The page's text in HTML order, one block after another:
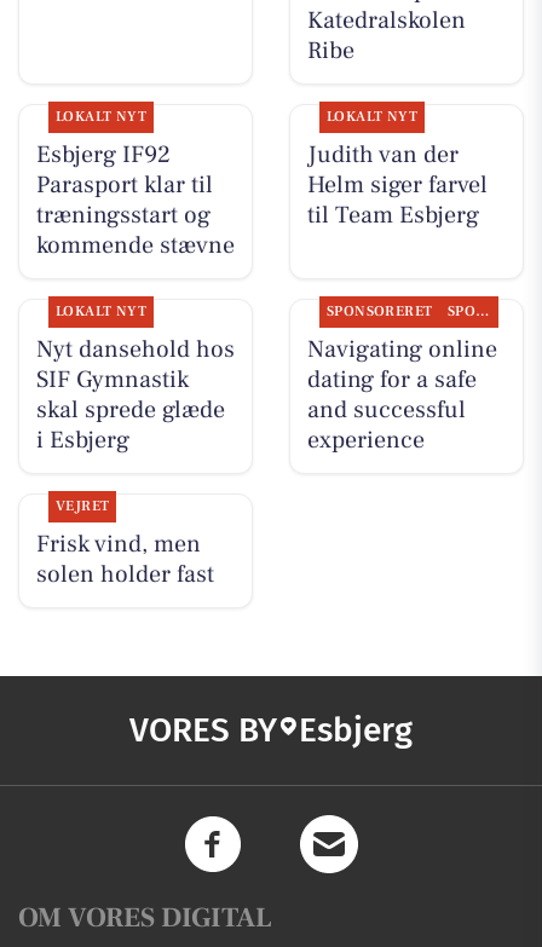
Katedralskolen
Ribe
LOKALT NYT
Esbjerg IF92
Parasport klar til
træningsstart og
kommende stævne
LOKALT NYT
Judith van der
Helm siger farvel
til Team Esbjerg
LOKALT NYT
Nyt dansehold hos
SIF Gymnastik
skal sprede glæde
i Esbjerg
SPONSORERET SPONSORERET INDHOLD
Navigating online
dating for a safe
and successful
experience
VEJRET
Frisk vind, men
solen holder fast
VORES BY Esbjerg
OM VORES DIGITAL